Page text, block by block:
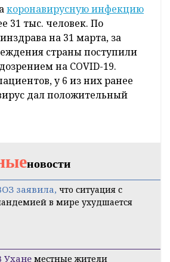
коронавирусную инфекцию
31 тыс. человек. По
на 31 марта, за
страны поступили
на COVID-19.
у 6 из них ранее
дал положительный
новости
заявила, что ситуация с
в мире ухудшается
Ухане местные жители